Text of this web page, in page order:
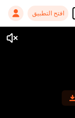
افتح التطبيق